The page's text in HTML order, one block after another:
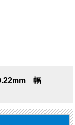
幅